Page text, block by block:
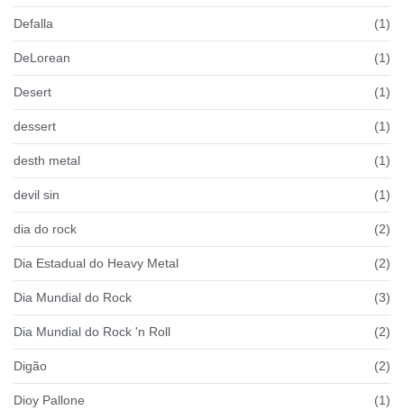
Defalla (1)
DeLorean (1)
Desert (1)
dessert (1)
desth metal (1)
devil sin (1)
dia do rock (2)
Dia Estadual do Heavy Metal (2)
Dia Mundial do Rock (3)
Dia Mundial do Rock 'n Roll (2)
Digão (2)
Dioy Pallone (1)